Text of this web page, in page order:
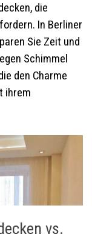
die
In Berliner
Sie Zeit und
Schimmel
den Charme
ihrem
vs.